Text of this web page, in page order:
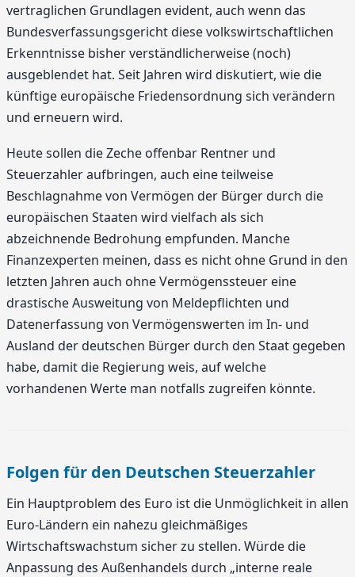
vertraglichen Grundlagen evident, auch wenn das
Bundesverfassungsgericht diese volkswirtschaftlichen
Erkenntnisse bisher verständlicherweise (noch)
ausgeblendet hat. Seit Jahren wird diskutiert, wie die
künftige europäische Friedensordnung sich verändern
und erneuern wird.
Heute sollen die Zeche offenbar Rentner und
Steuerzahler aufbringen, auch eine teilweise
Beschlagnahme von Vermögen der Bürger durch die
europäischen Staaten wird vielfach als sich
abzeichnende Bedrohung empfunden. Manche
Finanzexperten meinen, dass es nicht ohne Grund in den
letzten Jahren auch ohne Vermögenssteuer eine
drastische Ausweitung von Meldepflichten und
Datenerfassung von Vermögenswerten im In- und
Ausland der deutschen Bürger durch den Staat gegeben
habe, damit die Regierung weis, auf welche
vorhandenen Werte man notfalls zugreifen könnte.
Folgen für den Deutschen Steuerzahler
Ein Hauptproblem des Euro ist die Unmöglichkeit in allen
Euro-Ländern ein nahezu gleichmäßiges
Wirtschaftswachstum sicher zu stellen. Würde die
Anpassung des Außenhandels durch „interne reale